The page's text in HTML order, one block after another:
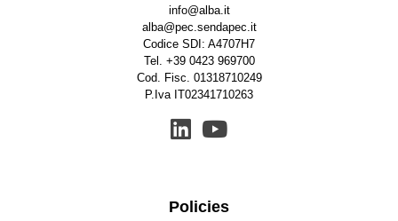
info@alba.it
alba@pec.sendapec.it
Codice SDI: A4707H7
Tel. +39 0423 969700
Cod. Fisc. 01318710249
P.Iva IT02341710263
Policies